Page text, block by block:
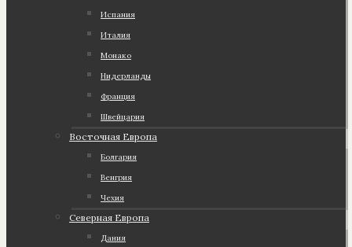
Испания
Италия
Монако
Нидерланды
Франция
Швейцария
Восточная Европа
Болгария
Венгрия
Чехия
Северная Европа
Дания